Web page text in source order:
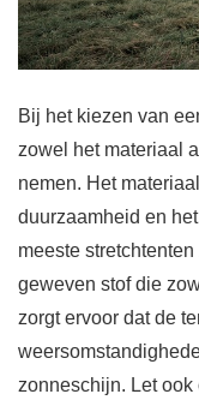
Bij het kiezen van
zowel het materiaal
nemen. Het
duurzaamheid en
meeste
geweven stof die
zorgt ervoor dat de
zonneschijn. Let